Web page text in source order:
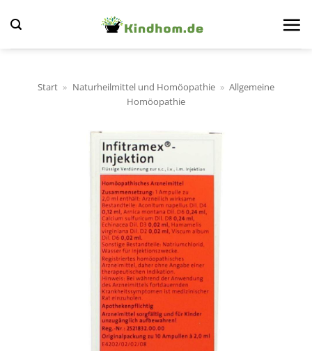
Inhalt
springen
Start » Naturheilmittel und Homöopathie » Allgemeine
Homöopathie